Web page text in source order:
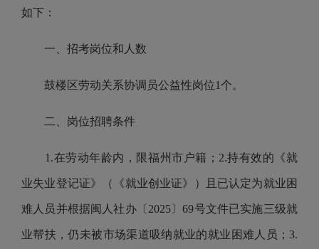
如下：
一、招考岗位和人数
鼓楼区劳动关系协调员公益性岗位1个。
二、岗位招聘条件
1.在劳动年龄内，限福州市户籍； 2.持有效的《就
业失业登记证》（《就业创业证》）且已认定为就业困
难人员并根据闽人社办〔 2025〕69号文件已实施三级就
业帮扶，仍未被市场渠道吸纳就业的就业困难人员； 3.